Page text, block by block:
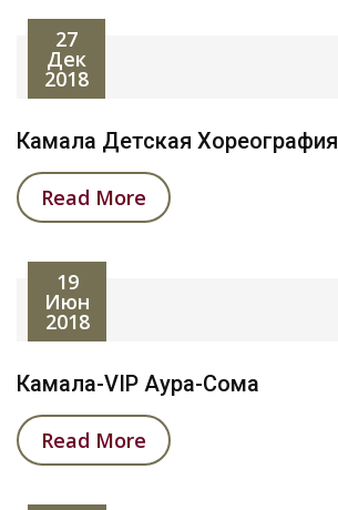
27
Дек
2018
Камала Детская Хореография
Read More
19
Июн
2018
Камала-VIP Аура-Сома
Read More